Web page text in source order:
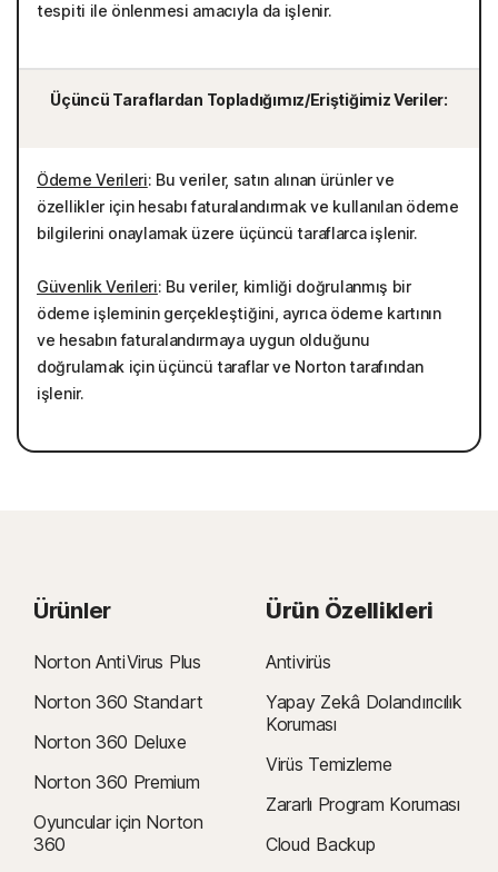
tespiti ile önlenmesi amacıyla da işlenir.
Üçüncü Taraflardan Topladığımız/Eriştiğimiz Veriler:
Ödeme Verileri: Bu veriler, satın alınan ürünler ve
özellikler için hesabı faturalandırmak ve kullanılan ödeme
bilgilerini onaylamak üzere üçüncü taraflarca işlenir.
Güvenlik Verileri: Bu veriler, kimliği doğrulanmış bir
ödeme işleminin gerçekleştiğini, ayrıca ödeme kartının
ve hesabın faturalandırmaya uygun olduğunu
doğrulamak için üçüncü taraflar ve Norton tarafından
işlenir.
Ürünler
Norton AntiVirus Plus
Norton 360 Standart
Norton 360 Deluxe
Norton 360 Premium
Oyuncular için Norton
360
Ürün Özellikleri
Antivirüs
Yapay Zekâ Dolandırıcılık
Koruması
Virüs Temizleme
Zararlı Program Koruması
Cloud Backup